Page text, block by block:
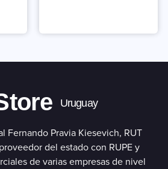
Uruguay
Fernando Pravia Kiesevich, RUT
del estado con RUPE y
de varias empresas de nivel